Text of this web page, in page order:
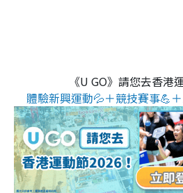
《U GO》請您去香港
體驗新興運動💦＋競技賽事💪